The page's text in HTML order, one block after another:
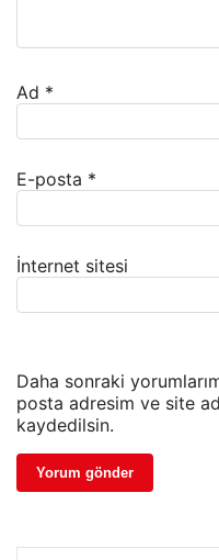
Ad *
E-posta *
İnternet sitesi
Daha sonraki
posta adresim ve site
kaydedilsin.